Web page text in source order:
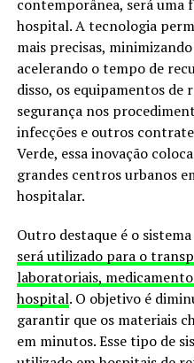
contemporânea, será uma
hospital. A tecnologia
mais precisas,
acelerando o tempo de
disso, os equipamentos
segurança nos
infecções e outros
Verde, essa inovação
grandes centros urbanos
hospitalar.
Outro destaque é o
será utilizado para o
laboratoriais,
hospital. O objetivo é
garantir que os materiais
em minutos. Esse tipo de